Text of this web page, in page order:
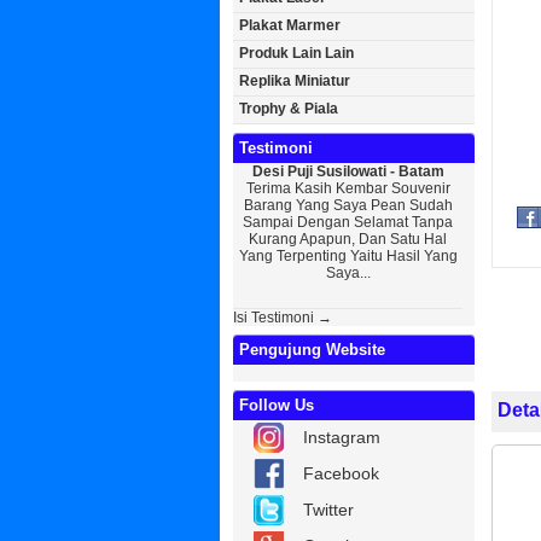
Plakat Marmer
Produk Lain Lain
Replika Miniatur
Trophy & Piala
Testimoni
Desi Puji Susilowati - Batam
Terima Kasih Kembar Souvenir
Barang Yang Saya Pean Sudah
Sampai Dengan Selamat Tanpa
Kurang Apapun, Dan Satu Hal
Yang Terpenting Yaitu Hasil Yang
Saya...
Bayu
Sedikit
Saya,
Kembar
Isi Testimoni →
Pengujung Website
Follow Us
Instagram
Facebook
Twitter